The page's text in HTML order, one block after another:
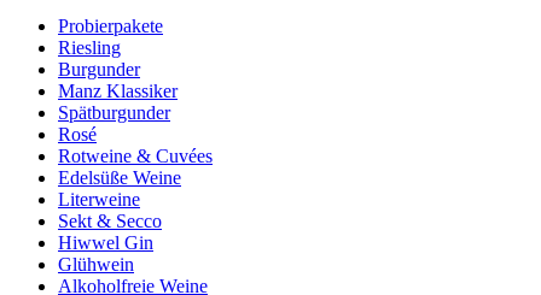
Probierpakete
Riesling
Burgunder
Manz Klassiker
Spätburgunder
Rosé
Rotweine & Cuvées
Edelsüße Weine
Literweine
Sekt & Secco
Hiwwel Gin
Glühwein
Alkoholfreie Weine